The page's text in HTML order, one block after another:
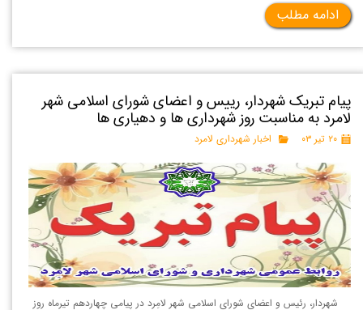
ادامه مطلب
پیام تبریک شهردار، رییس و اعضای شورای اسلامی شهر
لامرد به مناسبت روز شهرداری ها و دهیاری ها
۲۰ تیر ۰۳ اخبار شهرداری لامرد
شهردار، رئیس و اعضای شورای اسلامی شهر لامِرد در پیامی چهاردهم تیرماه روز